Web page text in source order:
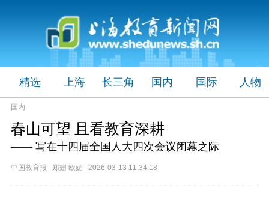
精选 上海 长三角 国内 国际 人物
国内
春山可望 且看教育深耕
—— 写在十四届全国人大四次会议闭幕之际
中国教育报 郑翅 欧媚 2026-03-13 11:34:18